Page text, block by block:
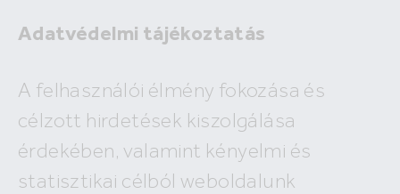
Adatvédelmi tájékoztatás
A felhasználói élmény fokozása és
célzott hirdetések kiszolgálása
érdekében, valamint kényelmi és
statisztikai célból weboldalunk
A megadott ingatlan már nem
szerepel az adatbázisunkban!